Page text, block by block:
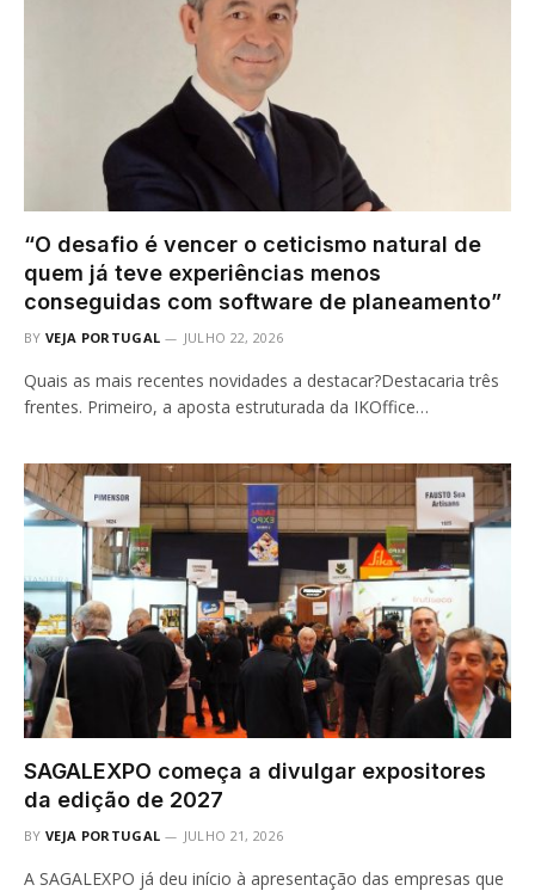
“O desafio é vencer o ceticismo natural de
quem já teve experiências menos
conseguidas com software de planeamento”
BY VEJA PORTUGAL JULHO 22, 2026
Quais as mais recentes novidades a destacar?Destacaria três
frentes. Primeiro, a aposta estruturada da IKOffice…
SAGALEXPO começa a divulgar expositores
da edição de 2027
BY VEJA PORTUGAL JULHO 21, 2026
A SAGALEXPO já deu início à apresentação das empresas que